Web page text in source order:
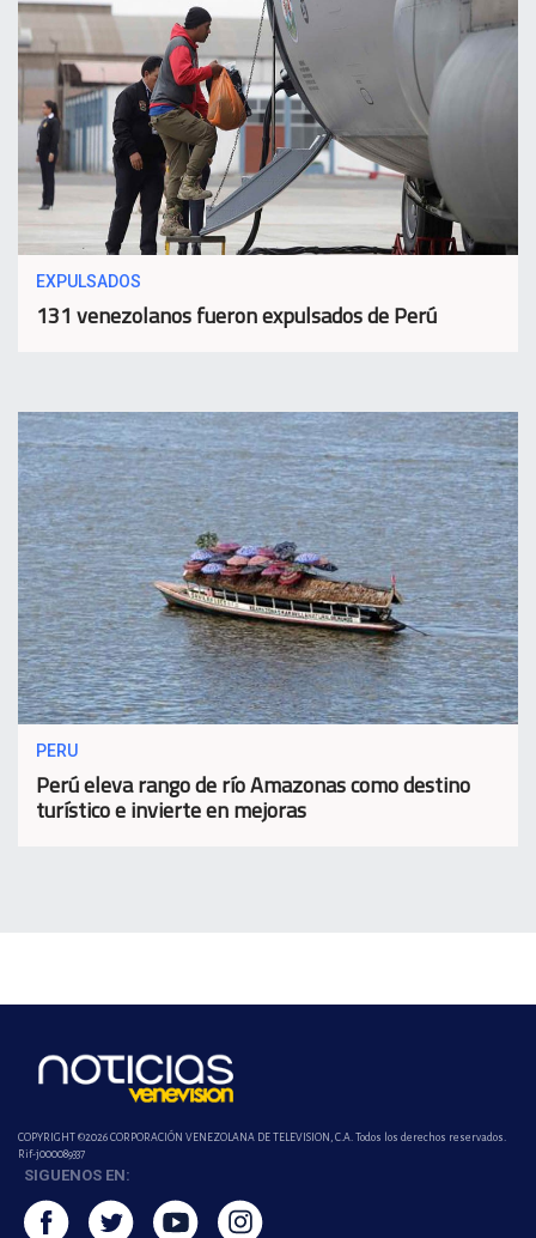
EXPULSADOS
131 venezolanos fueron expulsados de Perú
PERU
Perú eleva rango de río Amazonas como destino
turístico e invierte en mejoras
COPYRIGHT ©2026 CORPORACIÓN VENEZOLANA DE TELEVISION, C.A. Todos los derechos reservados.
Rif-j000089337
SIGUENOS EN: